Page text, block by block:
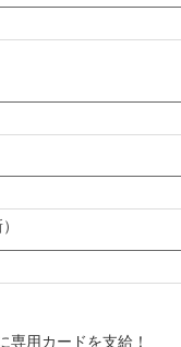
用カードを支給！